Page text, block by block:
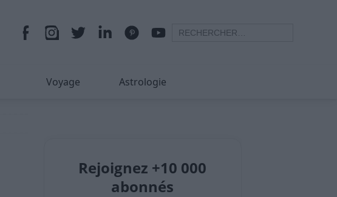
Voyage Astrologie
Rejoignez +10 000
abonnés